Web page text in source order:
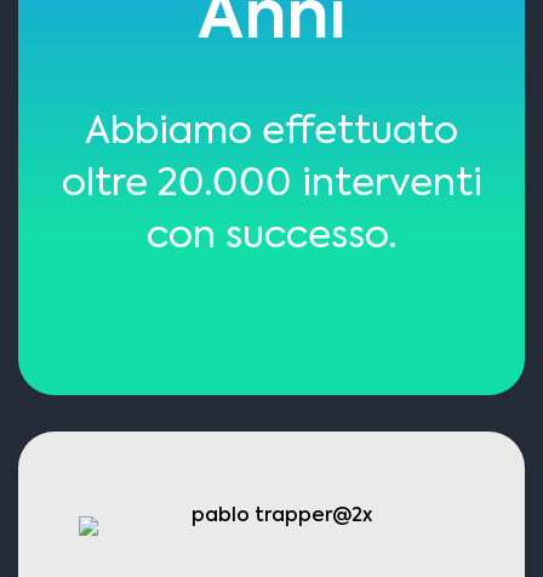
Anni
Abbiamo effettuato
oltre 20.000 interventi
con successo.